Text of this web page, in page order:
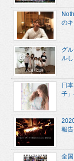
の
グ
ル
日
子
報告
全